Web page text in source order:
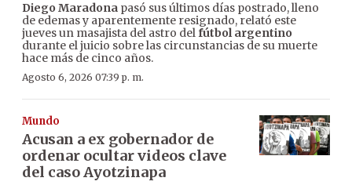
Diego Maradona pasó sus últimos días postrado, lleno
de edemas y aparentemente resignado, relató este
jueves un masajista del astro delfútbol argentino
durante el juicio sobre las circunstancias de su muerte
hace más de cinco años.
Agosto 6, 2026 07:39 p. m.
Mundo
Acusan a ex gobernador de
ordenar ocultar videos clave
del caso Ayotzinapa